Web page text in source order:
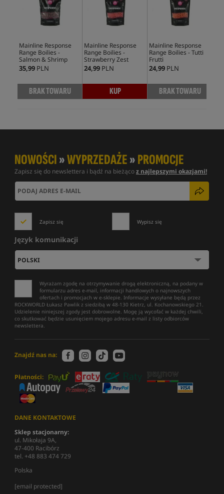
Mainline Response
Range Boilies -
Salmon & Shrimp
35,99 PLN
BRAK TOWARU
Mainline Response
Range Boilies -
Strawberry Zest
24,99 PLN
KUP
Mainline Response
Range Boilies - Tutti
Frutti
24,99 PLN
BRAK TOWARU
NOWOŚCI»WYPRZEDAŻE»PROMOCJE
Zapisz się do newslettera i bądź na bieżącoz najlepszymi okazjami!
Zapisz się Wypisz się
Język komunikacji
Wyrażam zgodę na otrzymywanie drogą elektroniczną, na podany w
formularzu adres e-mail, informacji handlowych o najnowszych
ofertach i promocjach w e-sklepie. Informacje wysyłane będą przez
ROCKWORLD Łukasz Pawlik z siedzibą w 48-130 Kietrz, ul. Kochanowskiego 21.
Udzielenie niniejszej zgody jest dobrowolne. Mogę ją wycofać w każdej chwili,
co skutkować będzie usunięciem mojego adresu e-mail z listy odbiorców
newslettera.
Znajdź nas na:
Płatności:
DANE KONTAKTOWE
Sklep stacjonarny:
ul. Mikołaja 9A,
47-400 Racibórz
tel. +48 883 474 729
Polska
[email protected]